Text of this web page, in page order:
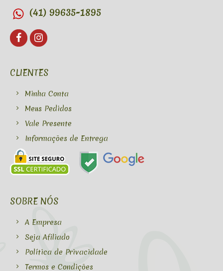
(41) 99635-1895
CLIENTES
Minha Conta
Meus Pedidos
Vale Presente
Informações de Entrega
SOBRE NÓS
A Empresa
Seja Afiliado
Política de Privacidade
Termos e Condições